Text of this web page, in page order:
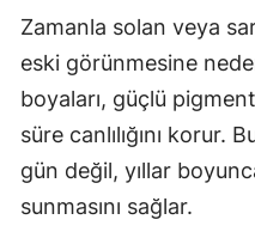
Zamanla solan veya
eski görünmesine
boyaları, güçlü
süre canlılığını korur.
gün değil, yıllar
sunmasını sağlar.